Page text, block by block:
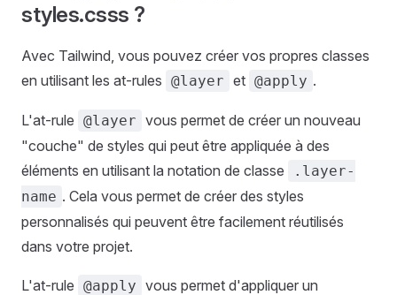
styles.csss ?
Avec Tailwind, vous pouvez créer vos propres classes
en utilisant les at-rules @layer et @apply .
L'at-rule @layer vous permet de créer un nouveau
"couche" de styles qui peut être appliquée à des
éléments en utilisant la notation de classe
.layer-
name . Cela vous permet de créer des styles
personnalisés qui peuvent être facilement réutilisés
dans votre projet.
L'at-rule @apply vous permet d'appliquer un